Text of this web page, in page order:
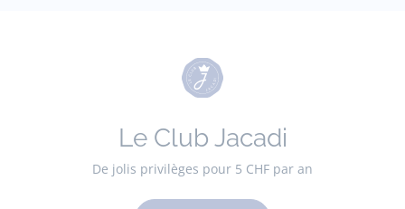
Le Club Jacadi
De jolis privilèges pour 5 CHF par an